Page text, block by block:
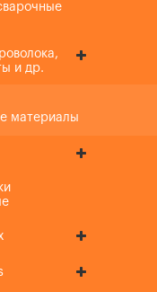
и др.
материалы